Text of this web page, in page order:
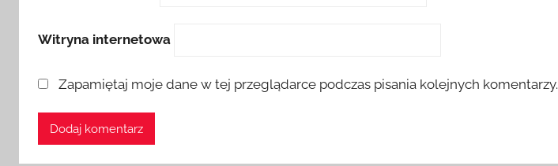
Witryna internetowa
Zapamiętaj moje dane w tej przeglądarce podczas pisania kolejnych komentarzy.